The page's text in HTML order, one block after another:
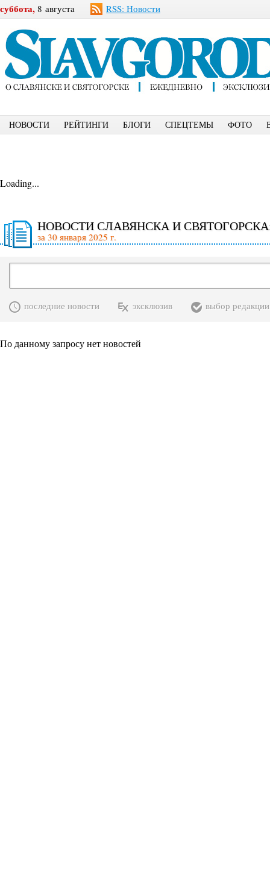
суббота, 8 августа RSS: Новости
НОВОСТИ РЕЙТИНГИ БЛОГИ СПЕЦТЕМЫ ФОТО
Loading...
НОВОСТИ СЛАВЯНСКА И
за 30 января 2025 г.
последние новости эксклюзив выбор редакции
По данному запросу нет новостей